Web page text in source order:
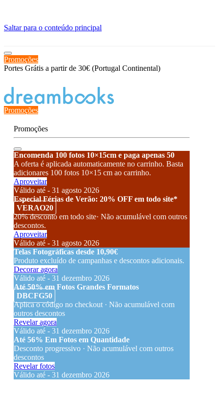
Saltar para o conteúdo principal
Promoções
Portes Grátis a partir de 30€ (Portugal Continental)
Promoções
Promoções
Encomenda 100 fotos 10×15cm e paga apenas 50
A oferta é aplicada automaticamente no carrinho. Basta
adicionares 100 fotos 10×15 cm ao carrinho.
Aproveitar
Válido até - 31 agosto 2026
Especial Férias de Verão: 20% OFF em todo site*
VERAO20
20% desconto em todo site· Não acumulável com outros
descontos.
Aproveitar
Válido até - 31 agosto 2026
Telas Fotográficas desde 10,90€
Produto excluído de campanhas e descontos adicionais.
Decorar agora
Válido até - 31 dezembro 2026
Até 50% em Fotos Grandes Formatos
DBCFG50
Aplica o código no checkout · Não acumulável com
outros descontos
Revelar agora
Válido até - 31 dezembro 2026
Até 56% Em Fotos em Quantidade
Desconto progressivo · Não acumulável com outros
descontos
Revelar fotos
Válido até - 31 dezembro 2026
≡